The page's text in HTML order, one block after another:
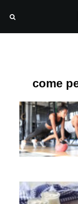
come